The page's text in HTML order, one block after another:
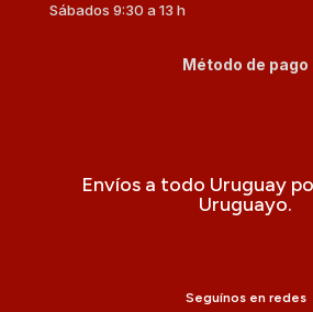
Sábados 9:30 a 13 h
Método de pago
Envíos a todo Uruguay
Uruguayo.
Seguínos en redes